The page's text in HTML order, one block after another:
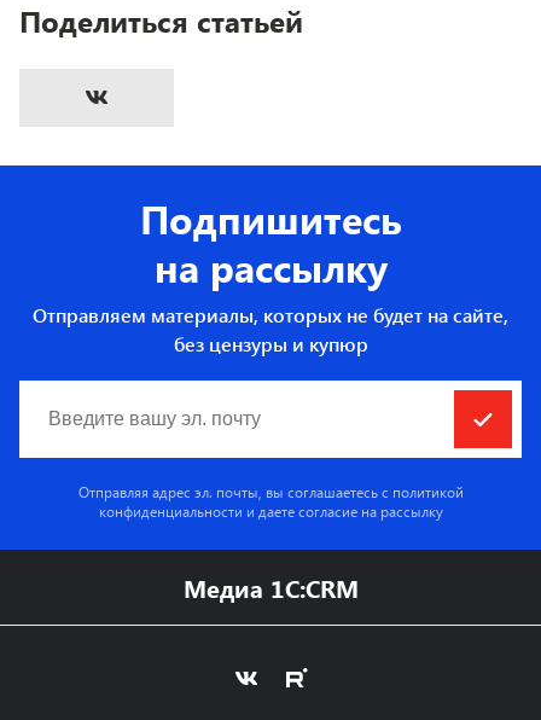
Поделиться статьей
Подпишитесь
на рассылку
Отправляем материалы, которых не будет на сайте,
без цензуры и купюр
Отправляя адрес эл. почты, вы соглашаетесь с политикой
конфиденциальности и даете согласие на рассылку
Медиа 1C:CRM